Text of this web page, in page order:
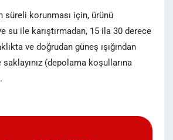
süreli korunması için, ürünü
su ile karıştırmadan, 15 ila 30 derece
ve doğrudan güneş ışığından
(depolama koşullarına